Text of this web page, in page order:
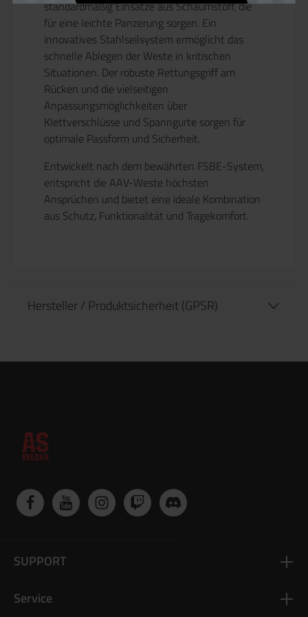
standardmäßig Einsätze aus Schaumstoff, die
für eine leichte Panzerung sorgen. Ein
innovatives Stahlseilsystem ermöglicht das
schnelle Ablegen der Weste in kritischen
Situationen. Der robuste Rettungsgriff am
Rücken und die vielseitigen
Anpassungsmöglichkeiten über
Klettverschlüsse und Spanngurte sorgen für
optimale Passform und Sicherheit.
Entwickelt nach dem bewährten FSBE-System,
entspricht die AAV-Weste höchsten
Ansprüchen und bietet eine ideale Kombination
aus Schutz, Funktionalität und Tragekomfort.
Hersteller / Produktsicherheit (GPSR)
SUPPORT
Service